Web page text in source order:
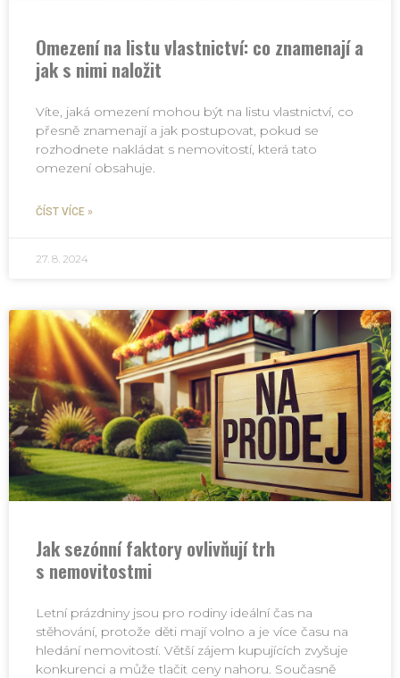
Omezení na listu vlastnictví: co znamenají a
jak s nimi naložit
Víte, jaká omezení mohou být na listu vlastnictví, co
přesně znamenají a jak postupovat, pokud se
rozhodnete nakládat s nemovitostí, která tato
omezení obsahuje.
ČÍST VÍCE »
27. 8. 2024
Jak sezónní faktory ovlivňují trh
s nemovitostmi
Letní prázdniny jsou pro rodiny ideální čas na
stěhování, protože děti mají volno a je více času na
hledání nemovitostí. Větší zájem kupujících zvyšuje
konkurenci a může tlačit ceny nahoru. Současně